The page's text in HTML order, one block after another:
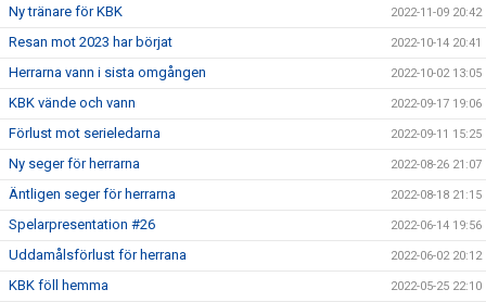
Ny tränare för KBK 2022-11-09 20:42
Resan mot 2023 har börjat 2022-10-14 20:41
Herrarna vann i sista omgången 2022-10-02 13:05
KBK vände och vann 2022-09-17 19:06
Förlust mot serieledarna 2022-09-11 15:25
Ny seger för herrarna 2022-08-26 21:07
Äntligen seger för herrarna 2022-08-18 21:15
Spelarpresentation #26 2022-06-14 19:56
Uddamålsförlust för herrana 2022-06-02 20:12
KBK föll hemma 2022-05-25 22:10